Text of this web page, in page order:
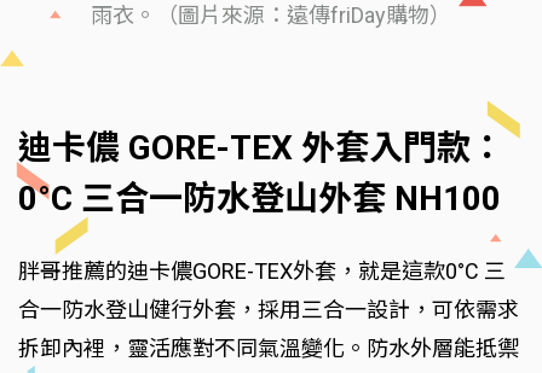
雨衣。（圖片來源：遠傳friDay購物）
迪卡儂 GORE-TEX 外套入門款：
0°C 三合一防水登山外套 NH100
胖哥推薦的迪卡儂GORE-TEX外套，就是這款0°C 三
合一防水登山健行外套，採用三合一設計，可依需求
拆卸內裡，靈活應對不同氣溫變化。防水外層能抵禦